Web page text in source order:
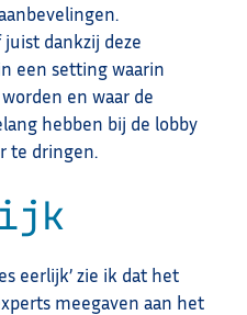
dankzij deze
een setting waarin
en waar de
hebben bij de lobby
te dringen.
eerlijk’ zie ik dat het
meegaven aan het